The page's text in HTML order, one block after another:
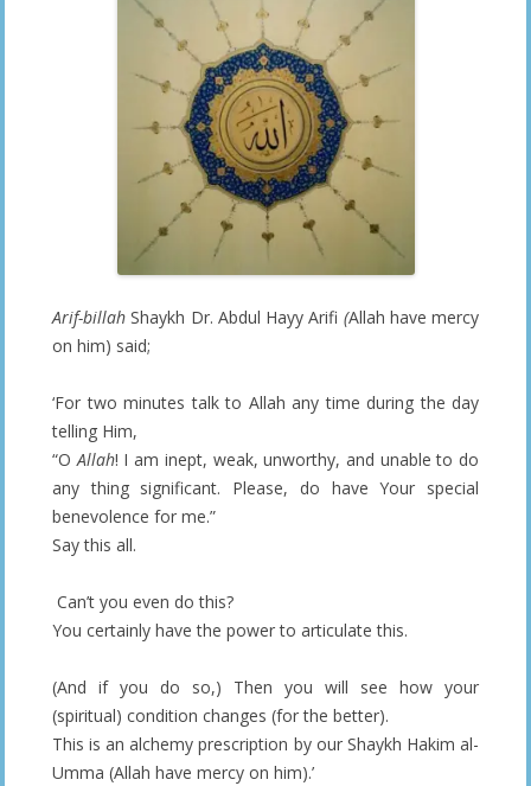
Arif-billah Shaykh Dr. Abdul Hayy Arifi (Allah have mercy
on him) said;
‘For two minutes talk to Allah any time during the day
telling Him,
“O Allah! I am inept, weak, unworthy, and unable to do
any thing significant. Please, do have Your special
benevolence for me.”
Say this all.
Can’t you even do this?
You certainly have the power to articulate this.
(And if you do so,) Then you will see how your
(spiritual) condition changes (for the better).
This is an alchemy prescription by our Shaykh Hakim al-
Umma (Allah have mercy on him).’